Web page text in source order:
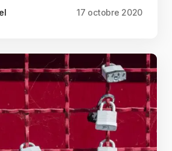
17 octobre 2020